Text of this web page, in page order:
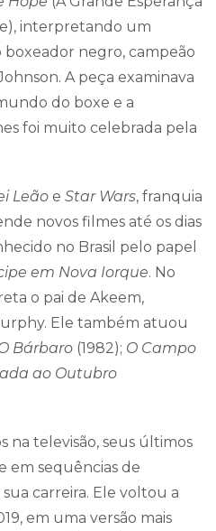
interpretando um
negro, campeão
A peça examinava
do boxe e a
foi muito celebrada pela
Leão e Star Wars, franquia
novos filmes até os dias
no Brasil pelo papel
em Nova Iorque. No
o pai de Akeem,
Ele também atuou
Bárbaro (1982); O Campo
ao Outubro
na televisão, seus últimos
em sequências de
carreira. Ele voltou a
em uma versão mais